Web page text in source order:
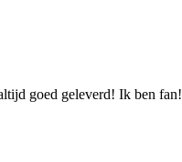
goed geleverd! Ik ben fan!